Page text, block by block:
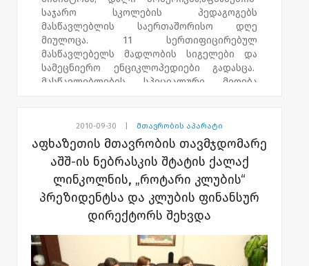
საჯარო სკოლების პედაგოგებს
მასწავლებლის საერთაშორისო დღე
მიულოცა. 11 სერთიფიცირებულ
მასწავლებელს მადლობის სიგელები და
სამეცნიერო ენციკლოპედიები გადასცა.
მასწავლებლების სპეციალური მიღება
პედაგოგია დასაქმებული. 2010 წელს
მასწავლებელთა სასერთიფიკაციო
გამოცდებზე 118 პედაგოგი
დარეგისტრირდა, რომელთა შორის
თერთმეტმა კომპეტენციის ზღვარი
წარმატებით გადალახა. მასწავლებლის
საერთაშორისო დღე 1994 წლიდან 5
ოქტომბერს აღინიშნება.
2010-09-30 მთავრობის აპარატი
აფხაზეთის მთავრობის თავმჯდომარე
აშშ-ის ნებრასკის შტატის ქალაქ
ლინკოლნის, „როტარი კლუბის“
პრეზიდენტსა და კლუბის ფინანსურ
დირექტორს შეხვდა